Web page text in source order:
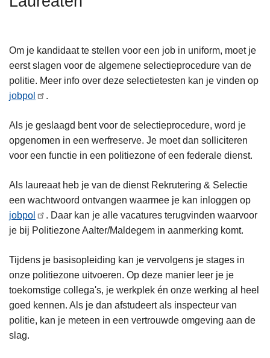
Om je kandidaat te stellen voor een job in uniform, moet je
eerst slagen voor de algemene selectieprocedure van de
politie. Meer info over deze selectietesten kan je vinden op
jobpol
.
Als je geslaagd bent voor de selectieprocedure, word je
opgenomen in een werfreserve. Je moet dan solliciteren
voor een functie in een politiezone of een federale dienst.
Als laureaat heb je van de dienst Rekrutering & Selectie
een wachtwoord ontvangen waarmee je kan inloggen op
jobpol
. Daar kan je alle vacatures terugvinden waarvoor
je bij Politiezone Aalter/Maldegem in aanmerking komt.
Tijdens je basisopleiding kan je vervolgens je stages in
onze politiezone uitvoeren. Op deze manier leer je je
toekomstige collega's, je werkplek én onze werking al heel
goed kennen. Als je dan afstudeert als inspecteur van
politie, kan je meteen in een vertrouwde omgeving aan de
slag.